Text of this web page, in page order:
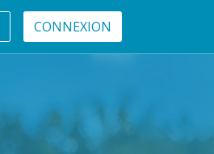
CONNEXION